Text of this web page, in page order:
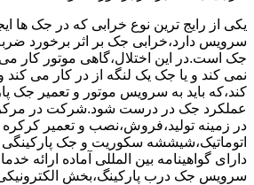
یکی از رایج ترین نوع خرابی که در جک ها
سرویس دارد،خرابی جک بر اثر برخورد
جک است.در این اختلال،گاهی موتور کار
نمی کند و یا جک یک لنگه از در کار می کند
کند،که باید به سرویس موتور و تعمیر جک
عملکرد جک در درست شود.شرکت در
در زمینه تولید،فروش،نصب و تعمیر
اتوماتیک،شیششه سکوریت و جک
دارای گواهینامه بین المللی آماده ارائه
سرویس جک درب پارکینگ،بخش